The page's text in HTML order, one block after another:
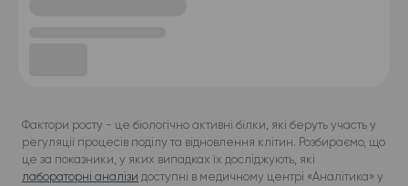
Фактори росту - це біологічно активні білки, які беруть участь у
регуляції процесів поділу та відновлення клітин. Розбираємо, що
це за показники, у яких випадках їх досліджують, які
лабораторні аналізи доступні в медичному центрі «Аналітика» у